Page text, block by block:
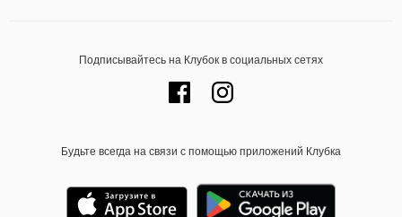
Подписывайтесь на Клубок в социальных сетях
Будьте всегда на связи с помощью приложений Клубка